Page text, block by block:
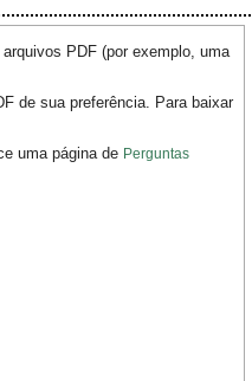
PDF (por exemplo, uma
de sua preferência. Para baixar
uma página de Perguntas